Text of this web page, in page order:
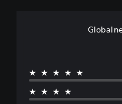
★★★★★
★★★★